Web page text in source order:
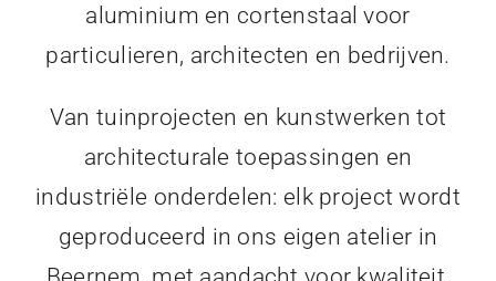
aluminium en cortenstaal voor
particulieren, architecten en bedrijven.
Van tuinprojecten en kunstwerken tot
architecturale toepassingen en
industriële onderdelen: elk project wordt
geproduceerd in ons eigen atelier in